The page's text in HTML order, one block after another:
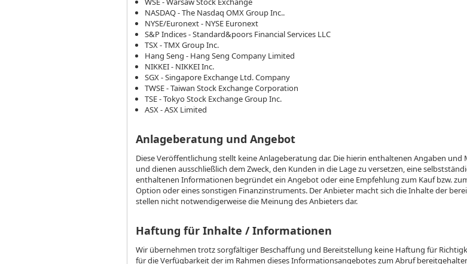
NASDAQ - The Nasdaq OMX Group Inc..
NYSE/Euronext - NYSE Euronext
S&P Indices - Standard&poors Financial Services LLC
TSX - TMX Group Inc.
Hang Seng - Hang Seng Company Limited
NIKKEI - NIKKEI Inc.
SGX - Singapore Exchange Ltd. Company
TWSE - Taiwan Stock Exchange Corporation
TSE - Tokyo Stock Exchange Group Inc.
ASX - ASX Limited
Anlageberatung und Angebot
Diese Veröffentlichung stellt keine Anlageberatung dar. Die hierin enthaltenen Angaben
und dienen ausschließlich dem Zweck, den Kunden in die Lage zu versetzen, eine
enthaltenen Informationen begründet ein Angebot oder eine Empfehlung zum Kauf bzw.
Option oder eines sonstigen Finanzinstruments. Der Anbieter macht sich die Inhalte der
stellen nicht notwendigerweise die Meinung des Anbieters dar.
Haftung für Inhalte / Informationen
Wir übernehmen trotz sorgfältiger Beschaffung und Bereitstellung keine Haftung für
für die Verfügbarkeit der im Rahmen dieses Informationsangebotes zum Abruf